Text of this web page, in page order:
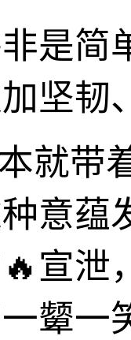
是简
坚韧
就带
意蕴
宣泄
颦一